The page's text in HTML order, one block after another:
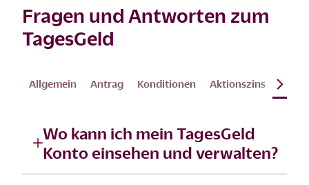
Fragen und Antworten zum
TagesGeld
Allgemein Antrag Konditionen Aktionszins
Wo kann ich mein TagesGeld
Konto einsehen und verwalten?